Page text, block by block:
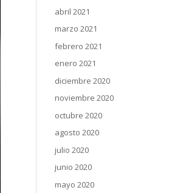
abril 2021
marzo 2021
febrero 2021
enero 2021
diciembre 2020
noviembre 2020
octubre 2020
agosto 2020
julio 2020
junio 2020
mayo 2020